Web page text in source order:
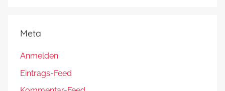
Meta
Anmelden
Eintrags-Feed